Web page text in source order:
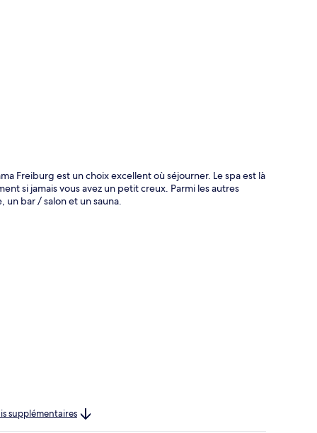
Freiburg est un choix excellent où séjourner. Le spa est là
si jamais vous avez un petit creux. Parmi les autres
bar / salon et un sauna.
supplémentaires